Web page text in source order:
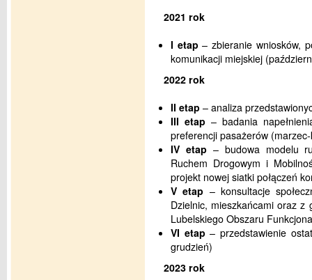
2021 rok
I etap – zbieranie wniosków,
komunikacji miejskiej
2022 rok
II etap – analiza
III etap – badania
preferencji pasażerów
IV etap – budowa modelu
Ruchem Drogowym i
projekt nowej siatki połączeń
V etap – konsultacje
Dzielnic, mieszkańcami oraz z
Lubelskiego Obszaru
VI etap – przedstawienie
grudzień)
2023 rok